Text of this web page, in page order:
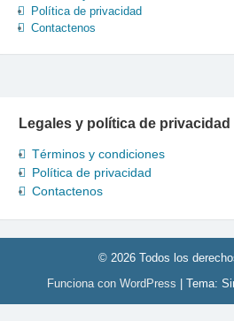
Política de privacidad
Contactenos
Legales y política de privacidad
Términos y condiciones
Política de privacidad
Contactenos
© 2026 Todos los
Funciona con WordPress
Tema: